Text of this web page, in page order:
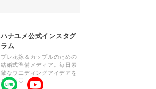
ハナユメ公式インスタグ
ラム
プレ花嫁＆カップルのための
結婚式準備メディア。毎日素
敵なウエディングアイデアを
お届け♡